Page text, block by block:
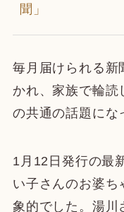
聞」
毎月届けられる新
かれ、家族で輪読
の共通の話題にな
1月12日発行の最
い子さんのお婆ち
象的でした。湯川